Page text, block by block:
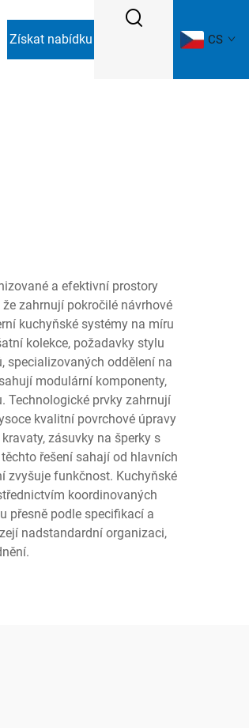
Získat nabídku CS
a efektivní prostory
zahrnují pokročilé návrhové
kuchyňské systémy na míru
kolekce, požadavky stylu
specializovaných oddělení na
modulární komponenty,
Technologické prvky zahrnují
kvalitní povrchové úpravy
zásuvky na šperky s
řešení sahají od hlavních
zvyšuje funkčnost. Kuchyňské
koordinovaných
přesně podle specifikací a
nadstandardní organizaci,